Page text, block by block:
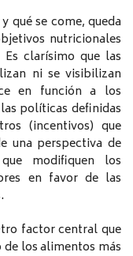
qué se come, queda
nutricionales
clarísimo que las
ni se visibilizan
en función a los
políticas definidas
(incentivos) que
una perspectiva de
modifiquen los
en favor de las
factor central que
los alimentos más